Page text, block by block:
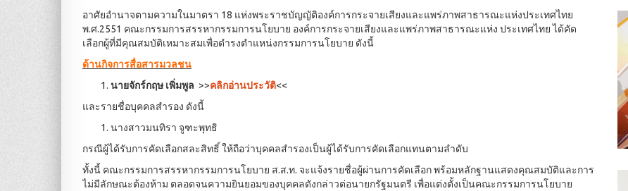
อาศัยอำนาจตามความในมาตรา 18 แห่งพระราชบัญญัติองค์การกระจายเสียงและแพร่ภาพสาธารณะแห่งประเทศไทย
พ.ศ.2551 คณะกรรมการสรรหากรรมการนโยบาย องค์การกระจายเสียงและแพร่ภาพสาธารณะแห่ง ประเทศไทย ได้คัด
เลือกผู้ที่มีคุณสมบัติเหมาะสมเพื่อดำรงตำแหน่งกรรมการนโยบาย ดังนี้
ด้านกิจการสื่อสารมวลชน
นายจักร์กฤษ เพิ่มพูล >>คลิกอ่านประวัติ<<
และรายชื่อบุคคลสำรอง ดังนี้
นางสาวมนทิรา จูฑะพุทธิ
กรณีผู้ได้รับการคัดเลือกสละสิทธิ์ ให้ถือว่าบุคคลสำรองเป็นผู้ได้รับการคัดเลือกแทนตามลำดับ
ทั้งนี้ คณะกรรมการสรรหากรรมการนโยบาย ส.ส.ท. จะแจ้งรายชื่อผู้ผ่านการคัดเลือก พร้อมหลักฐานแสดงคุณสมบัติและการ
ไม่มีลักษณะต้องห้าม ตลอดจนความยินยอมของบุคคลดังกล่าวต่อนายกรัฐมนตรี เพื่อแต่งตั้งเป็นคณะกรรมการนโยบาย